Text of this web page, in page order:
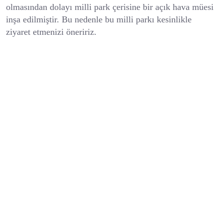
olmasından dolayı milli park çerisine bir açık hava müesi
inşa edilmiştir. Bu nedenle bu milli parkı kesinlikle
ziyaret etmenizi öneririz.